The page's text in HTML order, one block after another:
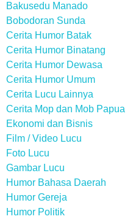
Bakusedu Manado
Bobodoran Sunda
Cerita Humor Batak
Cerita Humor Binatang
Cerita Humor Dewasa
Cerita Humor Umum
Cerita Lucu Lainnya
Cerita Mop dan Mob Papua
Ekonomi dan Bisnis
Film / Video Lucu
Foto Lucu
Gambar Lucu
Humor Bahasa Daerah
Humor Gereja
Humor Politik